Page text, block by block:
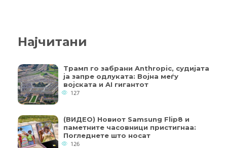
Најчитани
Трамп го забрани Anthropic, судијата
ја запре одлуката: Војна меѓу
војската и AI гигантот
127
(ВИДЕО) Новиот Samsung Flip8 и
паметните часовници пристигнаа:
Погледнете што носат
126